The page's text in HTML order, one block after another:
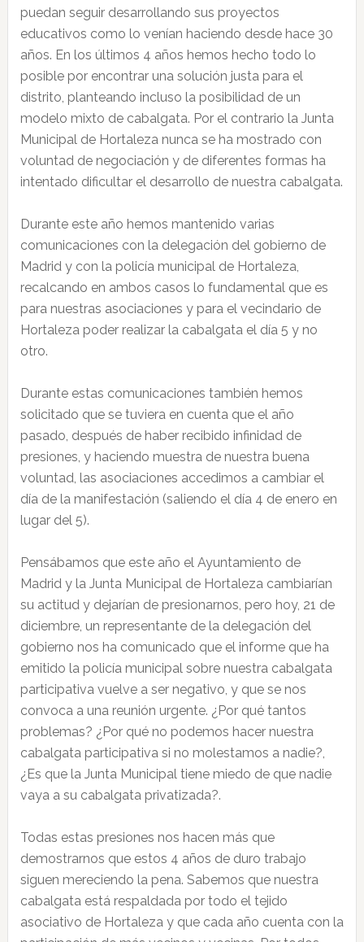
puedan seguir desarrollando sus proyectos
educativos como lo venían haciendo desde hace 30
años. En los últimos 4 años hemos hecho todo lo
posible por encontrar una solución justa para el
distrito, planteando incluso la posibilidad de un
modelo mixto de cabalgata. Por el contrario la Junta
Municipal de Hortaleza nunca se ha mostrado con
voluntad de negociación y de diferentes formas ha
intentado dificultar el desarrollo de nuestra cabalgata.
Durante este año hemos mantenido varias
comunicaciones con la delegación del gobierno de
Madrid y con la policía municipal de Hortaleza,
recalcando en ambos casos lo fundamental que es
para nuestras asociaciones y para el vecindario de
Hortaleza poder realizar la cabalgata el día 5 y no
otro.
Durante estas comunicaciones también hemos
solicitado que se tuviera en cuenta que el año
pasado, después de haber recibido infinidad de
presiones, y haciendo muestra de nuestra buena
voluntad, las asociaciones accedimos a cambiar el
día de la manifestación (saliendo el día 4 de enero en
lugar del 5).
Pensábamos que este año el Ayuntamiento de
Madrid y la Junta Municipal de Hortaleza cambiarían
su actitud y dejarían de presionarnos, pero hoy, 21 de
diciembre, un representante de la delegación del
gobierno nos ha comunicado que el informe que ha
emitido la policía municipal sobre nuestra cabalgata
participativa vuelve a ser negativo, y que se nos
convoca a una reunión urgente. ¿Por qué tantos
problemas? ¿Por qué no podemos hacer nuestra
cabalgata participativa si no molestamos a nadie?,
¿Es que la Junta Municipal tiene miedo de que nadie
vaya a su cabalgata privatizada?.
Todas estas presiones nos hacen más que
demostrarnos que estos 4 años de duro trabajo
siguen mereciendo la pena. Sabemos que nuestra
cabalgata está respaldada por todo el tejido
asociativo de Hortaleza y que cada año cuenta con la